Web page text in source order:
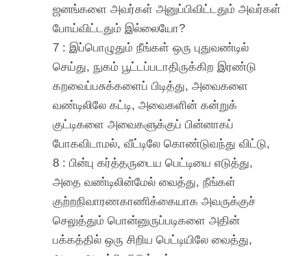
ஜனங்களை அவர்கள் அனுப்பிவிட்டதும் அவர்கள்
போய்விட்டதும் இல்லையோ?
7 : இப்பொழுதும் நீங்கள் ஒரு புதுவண்டில்
செய்து, நுகம் பூட்டப்படாதிருக்கிற இரண்டு
கறவைப்பசுக்களைப் பிடித்து, அவைகளை
வண்டிலிலே கட்டி, அவைகளின் கன்றுக்
குட்டிகளை அவைகளுக்குப் பின்னாகப்
போகவிடாமல், வீட்டிலே கொண்டுவந்து விட்டு,
8 : பின்பு கர்த்தருடைய பெட்டியை எடுத்து,
அதை வண்டிலின்மேல் வைத்து, நீங்கள்
குற்றநிவாரணகாணிக்கையாக அவருக்குச்
செலுத்தும் பொன்னுருப்படிகளை அதின்
பக்கத்தில் ஒரு சிறிய பெட்டியிலே வைத்து,